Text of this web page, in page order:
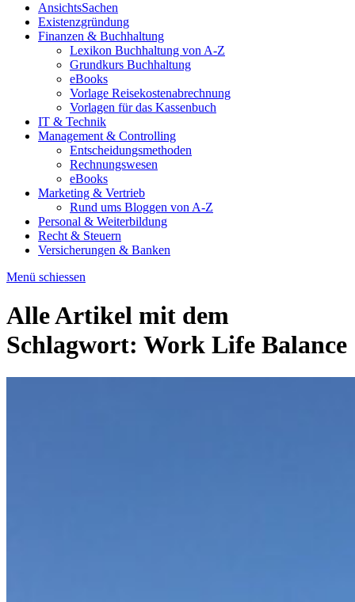
AnsichtsSachen
Existenzgründung
Finanzen & Buchhaltung
Lexikon Buchhaltung von A-Z
Grundkurs Buchhaltung
eBooks
Vorlage Reisekostenabrechnung
Vorlagen für das Kassenbuch
IT & Technik
Management & Controlling
Entscheidungsmethoden
Rechnungswesen
eBooks
Marketing & Vertrieb
Rund ums Bloggen von A-Z
Personal & Weiterbildung
Recht & Steuern
Versicherungen & Banken
Menü schiessen
Alle Artikel mit dem
Schlagwort: Work Life Balance